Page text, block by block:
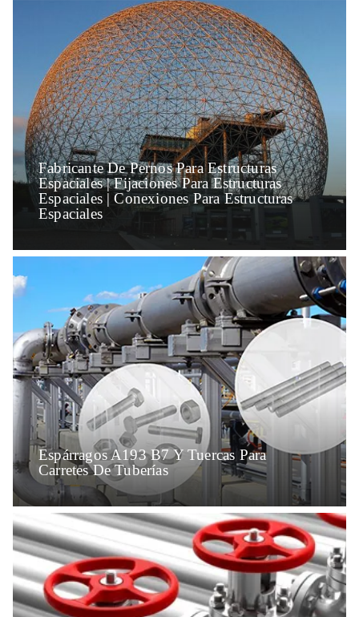
Fabricante De Pernos Para Estructuras
Espaciales | Fijaciones Para Estructuras
Espaciales | Conexiones Para Estructuras
Espaciales
Espárragos A193 B7 Y Tuercas Para
Carretes De Tuberías